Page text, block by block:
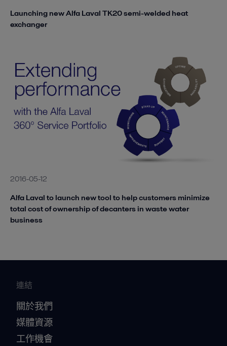
Launching new Alfa Laval TK20 semi-welded heat
exchanger
2016-05-12
Alfa Laval to launch new tool to help customers minimize
total cost of ownership of decanters in waste water
business
連結
關於我們
媒體資源
工作機會